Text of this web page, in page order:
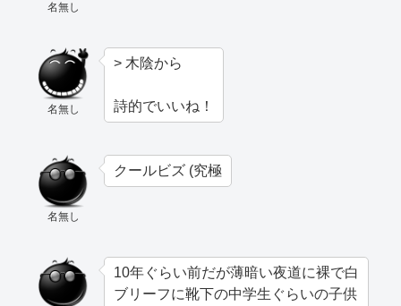
名無し
名無し
> 木陰から
詩的でいいね！
名無し
クールビズ (究極
10年ぐらい前だが薄暗い夜道に裸で白
ブリーフに靴下の中学生ぐらいの子供